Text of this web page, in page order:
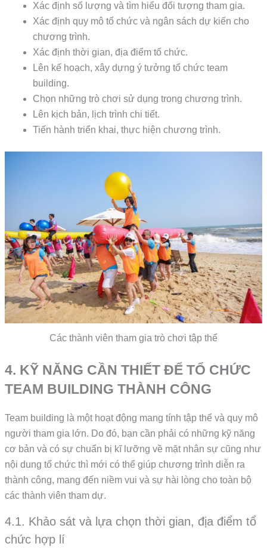
Xác định số lượng và tìm hiểu đối tượng tham gia.
Xác định quy mô tổ chức và ngân sách dự kiến cho
chương trình.
Xác định thời gian, địa điểm tổ chức.
Lên kế hoạch, xây dựng ý tưởng tổ chức team
building.
Chọn những trò chơi sử dụng trong chương trình.
Lên kịch bản, lịch trình chi tiết.
Tiến hành triển khai, thực hiện chương trình.
Các thành viên tham gia trò chơi tập thể
4. KỸ NĂNG CẦN THIẾT ĐỂ TỔ CHỨC
TEAM BUILDING THÀNH CÔNG
Team building là một hoạt động mang tính tập thể và quy mô
người tham gia lớn. Do đó, bạn cần phải có những kỹ năng
cơ bản và có sự chuẩn bị kĩ lưỡng về mặt nhân sự cũng như
nội dung tổ chức thì mới có thể giúp chương trình diễn ra
thành công, mang đến niềm vui và sự hài lòng cho toàn bộ
các thành viên tham dự.
4.1. Khảo sát và lựa chọn thời gian, địa điểm tổ
chức hợp lí